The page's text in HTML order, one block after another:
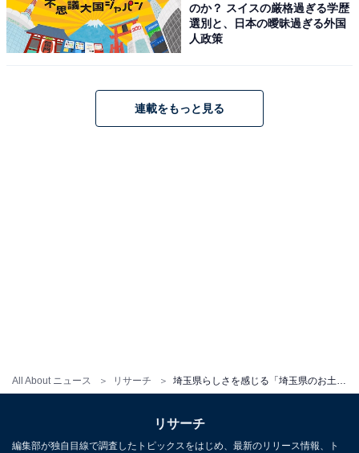
All About ニュース リサーチ
東京都らしさを感じる「東京都のお土産」ラン
キング！ 2位「東京名菓ひよ子」を抑えた1位
は？【2026年調査】
のか？ スイスの厳格過ぎる学歴
選別と、日本の曖昧過ぎる外国
人政策
連載をもっと見る
リサーチ
編集部が独自目線で調査したトピックスをはじめ、最新のリリース情報、ト